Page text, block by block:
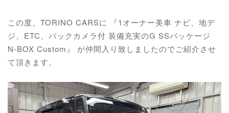
この度、TORINO CARSに 『1オーナー美車 ナビ、地デ
ジ、ETC、バックカメラ付 装備充実のG SSパッケージ
N-BOX Custom』 が仲間入り致しましたのでご紹介させ
て頂きます。